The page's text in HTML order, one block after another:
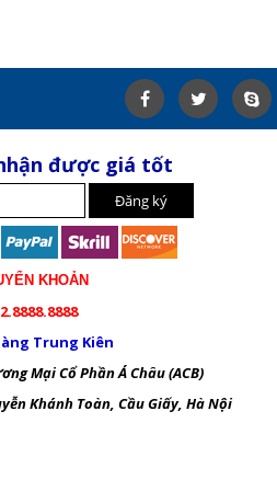
được giá tốt
KHOẢN
Trung Kiên
Mại Cổ Phần Á Châu (ACB)
Khánh Toàn, Cầu Giấy, Hà Nội